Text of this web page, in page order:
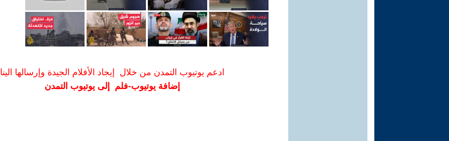
ادعم يوتيوب التمدن من خلال إيجاد الأفلام الجيدة وإرسالها الينا
إضافة يوتيوب-فلم إلى يوتيوب التمدن